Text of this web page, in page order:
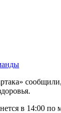
в 14:00 по